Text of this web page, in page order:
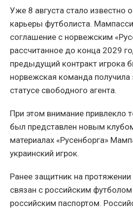
Уже 8 августа стало известно
карьеры футболиста.
соглашение с норвежским
рассчитанное до конца 2029
предыдущий контракт игрока
норвежская команда получила
статусе свободного агента.
При этом внимание привлекло
был представлен новым
материалах «Русенборга»
украинский игрок.
Ранее защитник на
связан с российским
российским паспортом.